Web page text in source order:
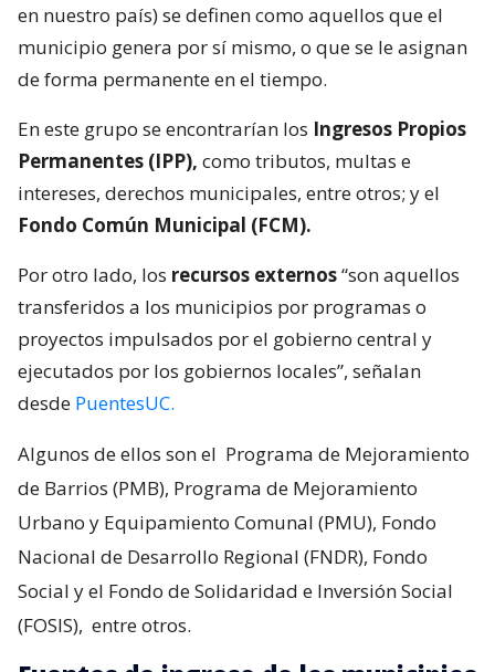
en nuestro país) se definen como aquellos que el
municipio genera por sí mismo, o que se le asignan
de forma permanente en el tiempo.
En este grupo se encontrarían los Ingresos Propios
Permanentes (IPP), como tributos, multas e
intereses, derechos municipales, entre otros; y el
Fondo Común Municipal (FCM).
Por otro lado, los recursos externos“son aquellos
transferidos a los municipios por programas o
proyectos impulsados por el gobierno central y
ejecutados por los gobiernos locales”, señalan
desde PuentesUC.
Algunos de ellos son el Programa de Mejoramiento
de Barrios (PMB), Programa de Mejoramiento
Urbano y Equipamiento Comunal (PMU), Fondo
Nacional de Desarrollo Regional (FNDR), Fondo
Social y el Fondo de Solidaridad e Inversión Social
(FOSIS), entre otros.